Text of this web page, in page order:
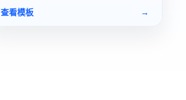
查看模板 →